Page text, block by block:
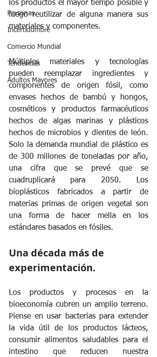
Personas.
Incertidumbre
Comercio Mundial
Tendencias
Adultos Mayores
los productos el mayor tiempo posible y
luego reutilizar de alguna manera sus
materiales y componentes.
Múltiples materiales y tecnologías
pueden reemplazar ingredientes y
componentes de origen fósil, como
envases hechos de bambú y hongos,
cosméticos y productos farmacéuticos
hechos de algas marinas y plásticos
hechos de microbios y dientes de león.
Solo la demanda mundial de plástico es
de 300 millones de toneladas por año,
una cifra que se prevé que se
cuadruplicará para 2050. Los
bioplásticos fabricados a partir de
materias primas de origen vegetal son
una forma de hacer mella en los
estándares basados ​​en fósiles.
Una década más de
experimentación.
Los productos y procesos en la
bioeconomía cubren un amplio terreno.
Piense en usar bacterias para extender
la vida útil de los productos lácteos,
consumir alimentos saludables para el
intestino que reducen nuestra